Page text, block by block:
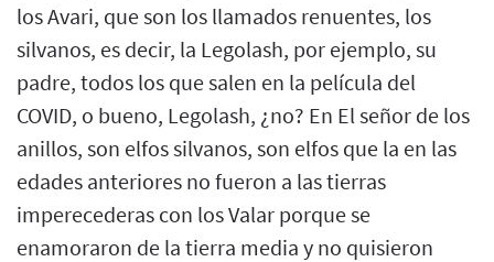
los Avari, que son los llamados renuentes, los
silvanos, es decir, la Legolash, por ejemplo, su
padre, todos los que salen en la película del
COVID, o bueno, Legolash, ¿no? En El señor de los
anillos, son elfos silvanos, son elfos que la en las
edades anteriores no fueron a las tierras
imperecederas con los Valar porque se
enamoraron de la tierra media y no quisieron